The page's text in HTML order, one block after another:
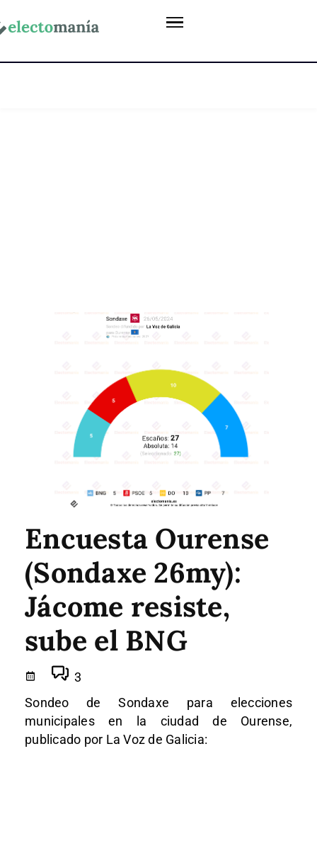
Encuesta Ourense
(Sondaxe 26my):
Jácome resiste,
sube el BNG
3
Sondeo de Sondaxe para elecciones
municipales en la ciudad de Ourense,
publicado por La Voz de Galicia: